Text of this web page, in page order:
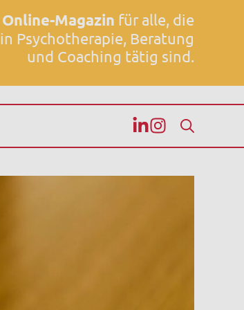
Online-Magazin für alle, die
in Psychotherapie, Beratung
und Coaching tätig sind.